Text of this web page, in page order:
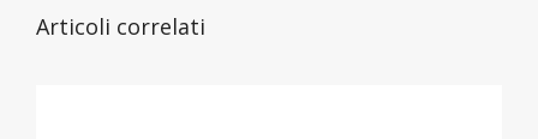
Articoli correlati